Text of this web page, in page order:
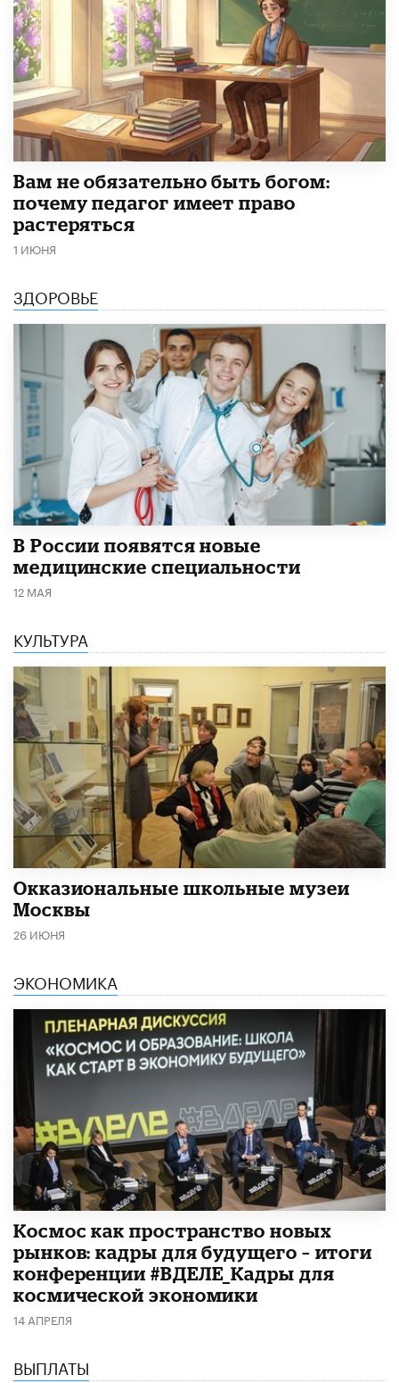
​Вам не обязательно быть богом:
почему педагог имеет право
растеряться
1 ИЮНЯ
ЗДОРОВЬЕ
В России появятся новые
медицинские специальности
12 МАЯ
КУЛЬТУРА
​Окказиональные школьные музеи
Москвы
26 ИЮНЯ
ЭКОНОМИКА
Космос как пространство новых
рынков: кадры для будущего – итоги
конференции #ВДЕЛЕ_Кадры для
космической экономики
14 АПРЕЛЯ
ВЫПЛАТЫ